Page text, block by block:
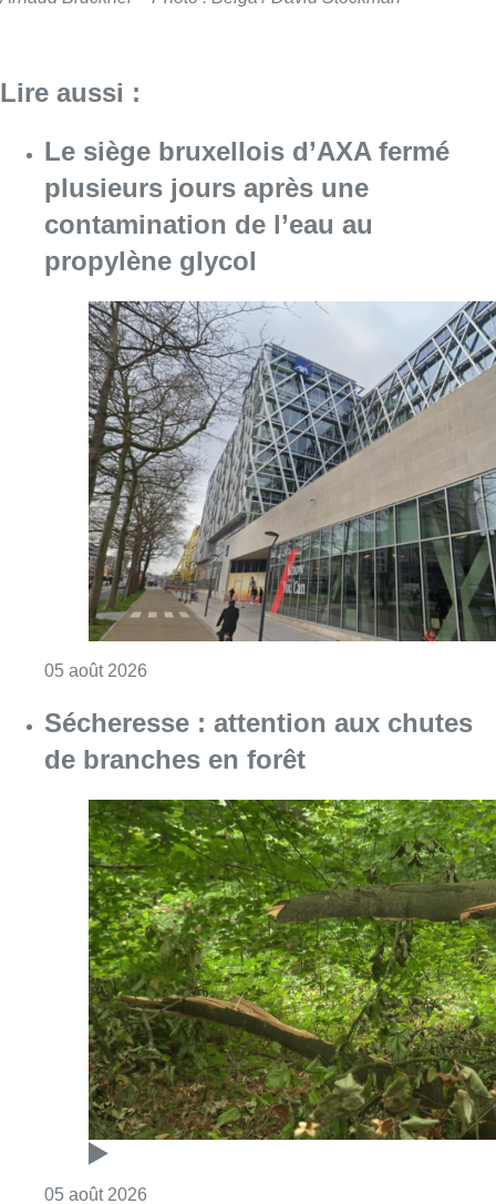
Lire aussi :
Le siège bruxellois d’AXA fermé
plusieurs jours après une
contamination de l’eau au
propylène glycol
05 août 2026
Sécheresse : attention aux chutes
de branches en forêt
05 août 2026